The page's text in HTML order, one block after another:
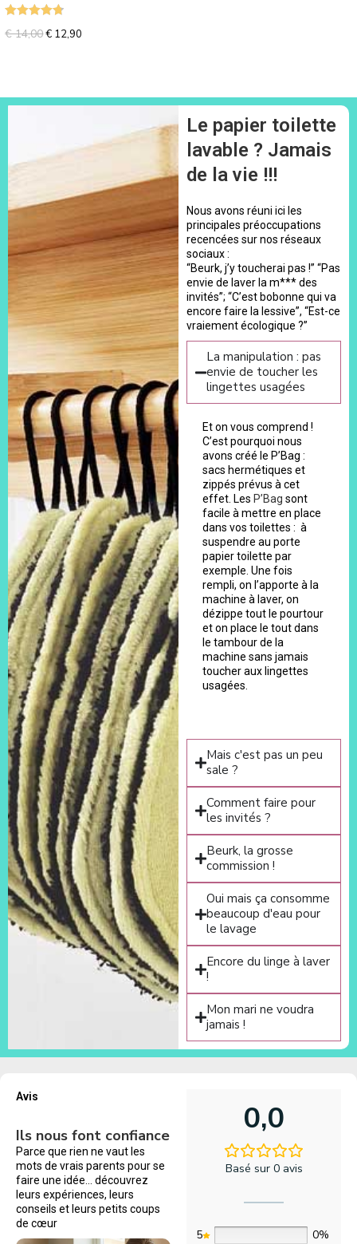
€14,00€ 12,90
Le papier toilette
lavable ? Jamais
de la vie !!!
Nous avons réuni ici les
principales préoccupations
recencées sur nos réseaux
sociaux :
“Beurk, j’y toucherai pas !” “Pas
envie de laver la m*** des
invités”; “C’est bobonne qui va
encore faire la lessive”, “Est-ce
vraiement écologique ?”
La manipulation : pas
envie de toucher les
lingettes usagées
Et on vous comprend !
C’est pourquoi nous
avons créé le P’Bag :
sacs hermétiques et
zippés prévus à cet
effet. Les P’Bag sont
facile à mettre en place
dans vos toilettes : à
suspendre au porte
papier toilette par
exemple. Une fois
rempli, on l’apporte à la
machine à laver, on
dézippe tout le pourtour
et on place le tout dans
le tambour de la
machine sans jamais
toucher aux lingettes
usagées.
Mais c'est pas un peu
sale ?
Comment faire pour
les invités ?
Beurk, la grosse
commission !
Oui mais ça consomme
beaucoup d'eau pour
le lavage
Encore du linge à laver
!
Mon mari ne voudra
jamais !
Avis
Ils nous font confiance
Parce que rien ne vaut les
mots de vrais parents pour se
faire une idée… découvrez
leurs expériences, leurs
conseils et leurs petits coups
de cœur
0,0
Basé sur 0 avis
5
0%